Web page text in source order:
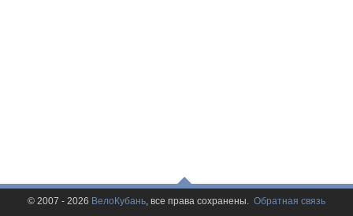
© 2007 - 2026 ВелоКубань, все права сохранены. Обратная связь